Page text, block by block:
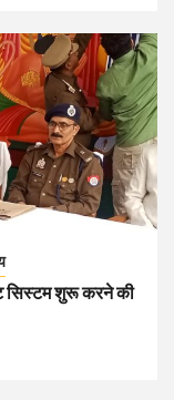
सिस्टम शुरू करने की